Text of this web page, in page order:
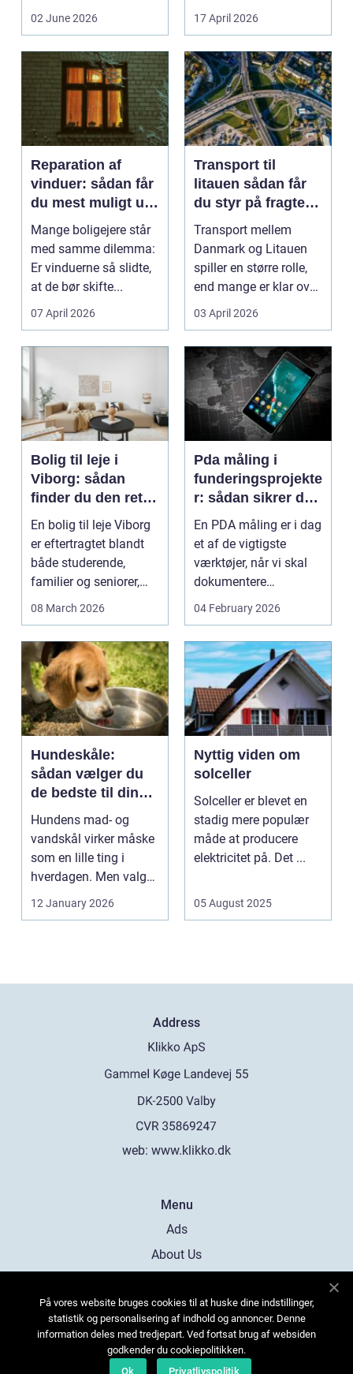
02 June 2026
grænsen...
17 April 2026
Reparation af
vinduer: sådan får
du mest muligt ud
af dine gamle
vinduer
Mange boligejere står
med samme dilemma:
Er vinduerne så slidte,
at de bør skifte...
07 April 2026
Transport til
litauen sådan får
du styr på fragten
til baltikum
Transport mellem
Danmark og Litauen
spiller en større rolle,
end mange er klar over.
Litauen er et n...
03 April 2026
Bolig til leje i
Viborg: sådan
finder du den rette
lejlighed
En bolig til leje Viborg
er eftertragtet blandt
både studerende,
familier og seniorer,
fordi b...
08 March 2026
Pda måling i
funderingsprojekte
r: sådan sikrer du
dokumenteret
bæreevne
En PDA måling er i dag
et af de vigtigste
værktøjer, når vi skal
dokumentere
bæreevnen af pæle til
04 February 2026
Hundeskåle:
sådan vælger du
de bedste til din
hund
Hundens mad- og
vandskål virker måske
som en lille ting i
hverdagen. Men valg
12 January 2026
Nyttig viden om
solceller
Solceller er blevet en
stadig mere populær
måde at producere
elektricitet på. Det ...
05 August 2025
Address
web: www.klikko.dk
Menu
Ads
About Us
Contact
Sitemap
På vores website bruges cookies til at huske dine indstillinger,
statistik og personalisering af indhold og annoncer. Denne
information deles med tredjepart. Ved fortsat brug af websiden
godkender du cookiepolitikken.
Ok
Privatlivspolitik